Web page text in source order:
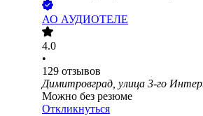
АО АУДИОТЕЛЕ
4.0
•
129 отзывов
Димитровград, улица 3-го
Можно без резюме
Откликнуться